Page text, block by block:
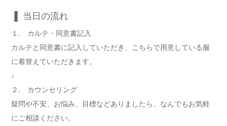
▐ 当日の流れ
１. カルテ・同意書記入
カルテと同意書に記入していただき、こちらで用意している服
に着替えていただきます。
↓
２. カウンセリング
疑問や不安、お悩み、目標などありましたら、なんでもお気軽
にご相談ください。